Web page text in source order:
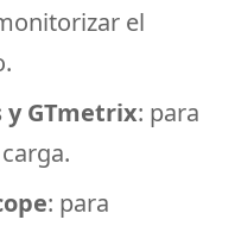
el
y GTmetrix: para
: para